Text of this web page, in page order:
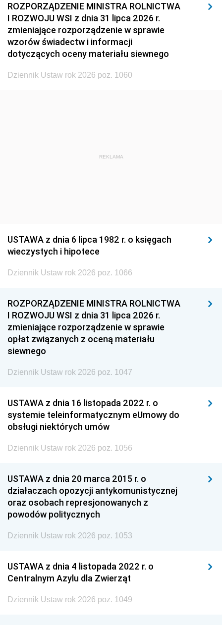
1929 1928 1927
1926 1925 1924
1923 1922
ROZPORZĄDZENIE MINISTRA ROLNICTWA
I ROZWOJU WSI z dnia 31 lipca 2026 r.
zmieniające rozporządzenie w sprawie
wzorów świadectw i informacji
dotyczących oceny materiału siewnego
Dziennik Ustaw rok 2026 poz. 1060
REKLAMA
USTAWA z dnia 6 lipca 1982 r. o księgach
wieczystych i hipotece
Dziennik Ustaw rok 2026 poz. 1066
ROZPORZĄDZENIE MINISTRA ROLNICTWA
I ROZWOJU WSI z dnia 31 lipca 2026 r.
zmieniające rozporządzenie w sprawie
opłat związanych z oceną materiału
siewnego
Dziennik Ustaw rok 2026 poz. 1047
USTAWA z dnia 16 listopada 2022 r. o
systemie teleinformatycznym eUmowy do
obsługi niektórych umów
Dziennik Ustaw rok 2026 poz. 1056
USTAWA z dnia 20 marca 2015 r. o
działaczach opozycji antykomunistycznej
oraz osobach represjonowanych z
powodów politycznych
Dziennik Ustaw rok 2026 poz. 1053
USTAWA z dnia 4 listopada 2022 r. o
Centralnym Azylu dla Zwierząt
Dziennik Ustaw rok 2026 poz. 1049